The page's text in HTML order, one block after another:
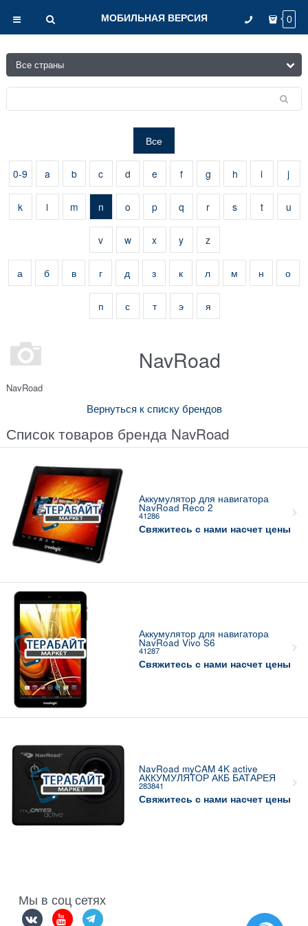
МОБИЛЬНАЯ ВЕРСИЯ 0
Все
0-9 a b c d e f g h i j
k l m n o p q r s t u
v w x y z
а б в г д з к л м н о
п с т э я
NavRoad
NavRoad
Вернуться к списку брендов
Список товаров бренда NavRoad
Аккумулятор для навигатора
NavRoad Reco 2
41286
Свяжитесь с нами насчет цены
Аккумулятор для навигатора
NavRoad Vivo S6
41287
Свяжитесь с нами насчет цены
NavRoad myCAM 4K active
АККУМУЛЯТОР АКБ БАТАРЕЯ
283841
Свяжитесь с нами насчет цены
Мы в соц сетях